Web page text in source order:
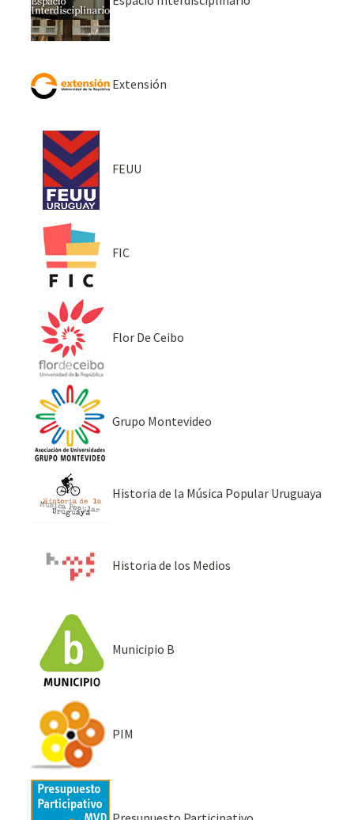
Extensión
FEUU
FIC
Flor De Ceibo
Grupo Montevideo
Historia de la Música Popular Uruguaya
Historia de los Medios
Municipio B
PIM